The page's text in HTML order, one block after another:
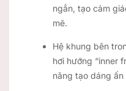
ngắn, tạo cảm
mẽ.
Hệ khung bên
hơi hướng “inner
năng tạo dáng